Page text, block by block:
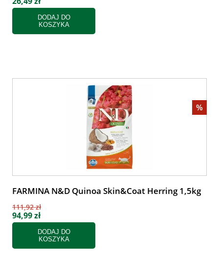
DODAJ DO
KOSZYKA
%
FARMINA N&D Quinoa Skin&Coat Herring 1,5kg
111,92 zł
94,99 zł
DODAJ DO
KOSZYKA